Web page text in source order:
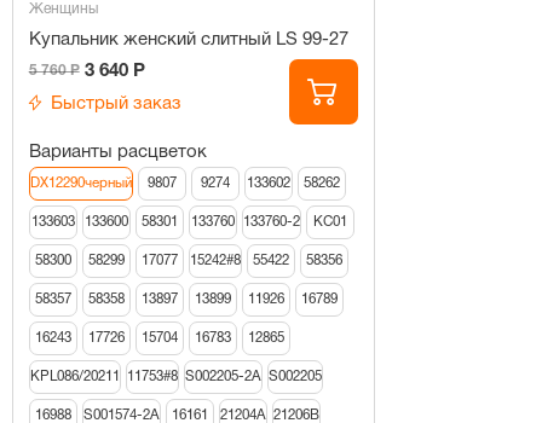
Женщины
Купальник женский слитный LS 99-27
5 760 Р 3 640 Р
Быстрый заказ
Варианты расцветок
DX12290черный 9807 9274 133602 58262
133603 133600 58301 133760 133760-2 КС01
58300 58299 17077 15242#8 55422 58356
58357 58358 13897 13899 11926 16789
16243 17726 15704 16783 12865
KPL086/20211 11753#8 S002205-2A S002205
16988 S001574-2A 16161 21204A 21206В